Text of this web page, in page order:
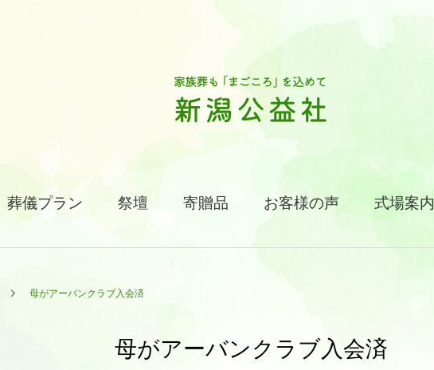
葬儀プラン 祭壇 寄贈品 お客様の声 式場案内
母がアーバンクラブ入会済
母がアーバンクラブ入会済